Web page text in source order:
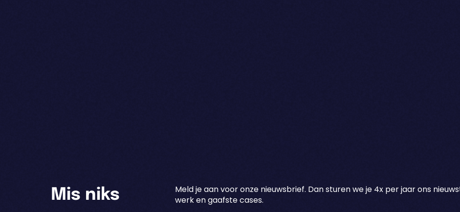
Mis niks
Meld je aan voor onze nieuwsbrief. Dan sturen we je 4x per jaar ons
werk en gaafste cases.